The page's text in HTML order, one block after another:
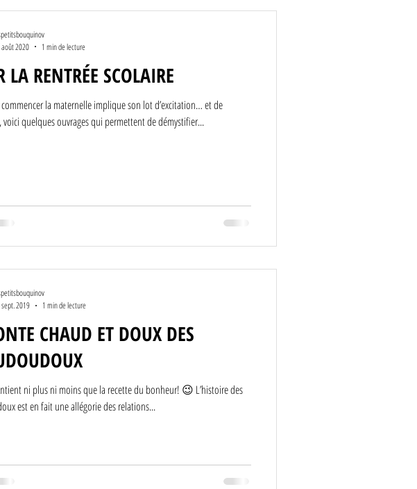
LA RENTRÉE SCOLAIRE
commencer la maternelle implique son lot d’excitation… et de
quelques ouvrages qui permettent de démystifier...
août 2020
1 min de lecture
CHAUD ET DOUX DES
ni plus ni moins que la recette du bonheur! 😉 L’histoire des
est en fait une allégorie des relations...
sept. 2019
1 min de lecture